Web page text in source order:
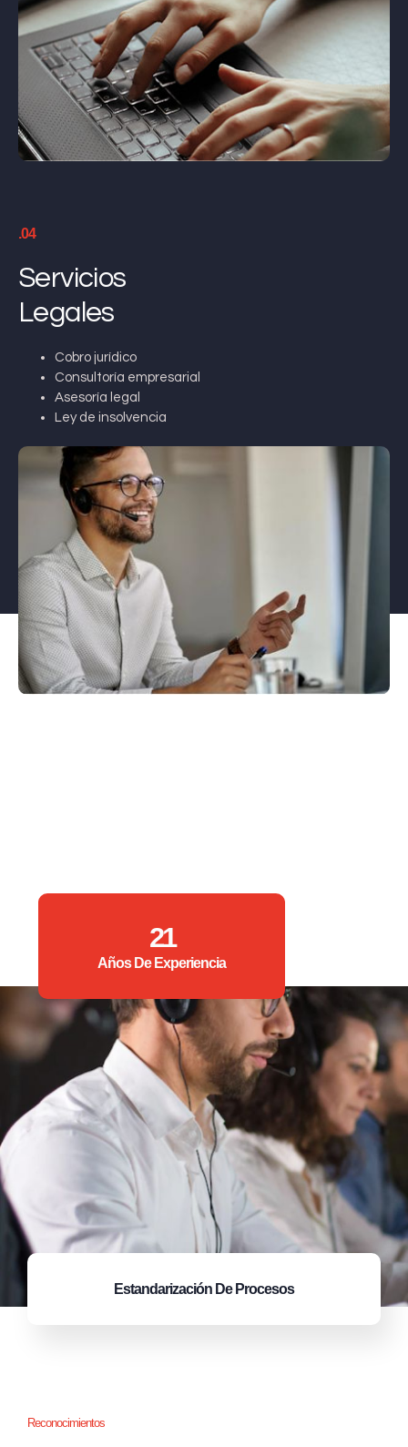
.04
Servicios
Legales
Cobro jurídico
Consultoría empresarial
Asesoría legal
Ley de insolvencia
21
Años De Experiencia
Estandarización De Procesos
Reconocimientos